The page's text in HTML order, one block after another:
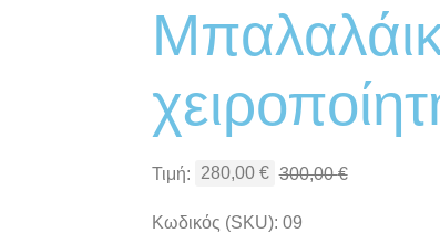
Τιμή: 280,00 € 300,00€
Κωδικός (SKU): 09